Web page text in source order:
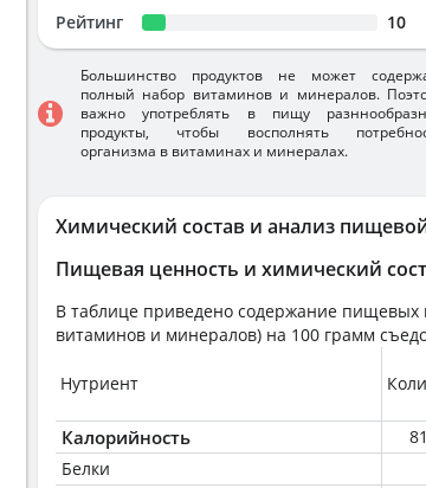
Химический состав и анализ
Пищевая ценность и химический
В таблице приведено содержание пищевых
витаминов и минералов) на 100 грамм
Нутриент
Калорийность
Белки
Рейтинг 10
Большинство продуктов не может
полный набор витаминов и минералов.
важно употреблять в пищу
продукты, чтобы восполнять
организма в витаминах и минералах.